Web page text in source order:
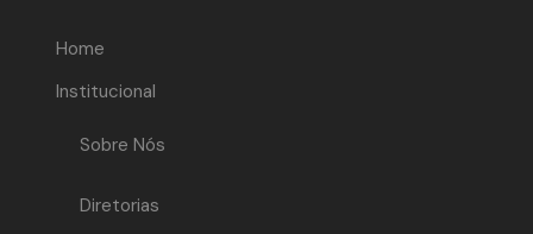
Home
Institucional
Sobre Nós
Diretorias